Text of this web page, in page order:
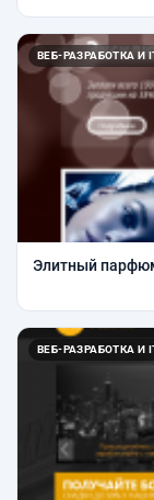
ВЕБ-РАЗРАБОТКА И
Элитный
ВЕБ-РАЗРАБОТКА И